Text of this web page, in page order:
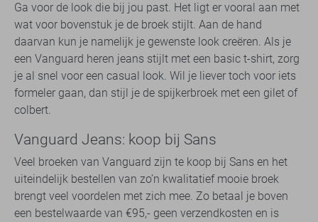
Ga voor de look die bij jou past. Het ligt er vooral aan met
wat voor bovenstuk je de broek stijlt. Aan de hand
daarvan kun je namelijk je gewenste look creëren. Als je
een Vanguard heren jeans stijlt met een basic t-shirt, zorg
je al snel voor een casual look. Wil je liever toch voor iets
formeler gaan, dan stijl je de spijkerbroek met een gilet of
colbert.
Vanguard Jeans: koop bij Sans
Veel broeken van Vanguard zijn te koop bij Sans en het
uiteindelijk bestellen van zo’n kwalitatief mooie broek
brengt veel voordelen met zich mee. Zo betaal je boven
een bestelwaarde van €95,- geen verzendkosten en is